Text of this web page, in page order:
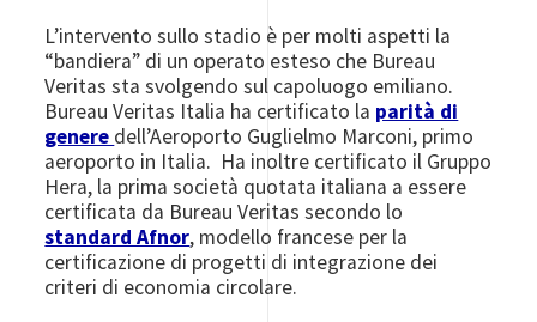
L’intervento sullo stadio è per molti aspetti la
“bandiera” di un operato esteso che Bureau
Veritas sta svolgendo sul capoluogo emiliano.
Bureau Veritas Italia ha certificato la parità di
genere dell’Aeroporto Guglielmo Marconi, primo
aeroporto in Italia. Ha inoltre certificato il Gruppo
Hera, la prima società quotata italiana a essere
certificata da Bureau Veritas secondo lo
standard Afnor, modello francese per la
certificazione di progetti di integrazione dei
criteri di economia circolare.